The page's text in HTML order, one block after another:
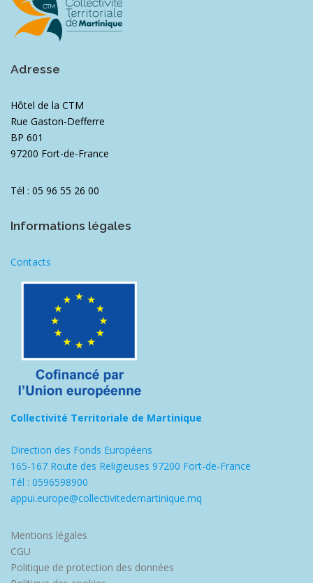
Adresse
Hôtel de la CTM
Rue Gaston-Defferre
BP 601
97200 Fort-de-France
Tél : 05 96 55 26 00
Informations légales
Contacts
Collectivité Territoriale de Martinique
Direction des Fonds Européens
165-167 Route des Religieuses 97200 Fort-de-France
Tél : 0596598900
appui.europe@collectivitedemartinique.mq
Mentions légales
CGU
Politique de protection des données